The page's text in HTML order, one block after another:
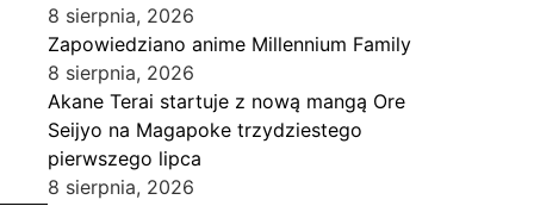
8 sierpnia, 2026
Zapowiedziano anime Millennium Family
8 sierpnia, 2026
Akane Terai startuje z nową mangą Ore
Seijyo na Magapoke trzydziestego
pierwszego lipca
8 sierpnia, 2026